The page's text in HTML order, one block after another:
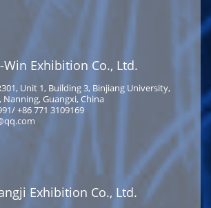
Exhibition Co., Ltd.
Unit 1, Building 3, Binjiang University,
Nanning, Guangxi, China
+86 771 3109169
Exhibition Co., Ltd.